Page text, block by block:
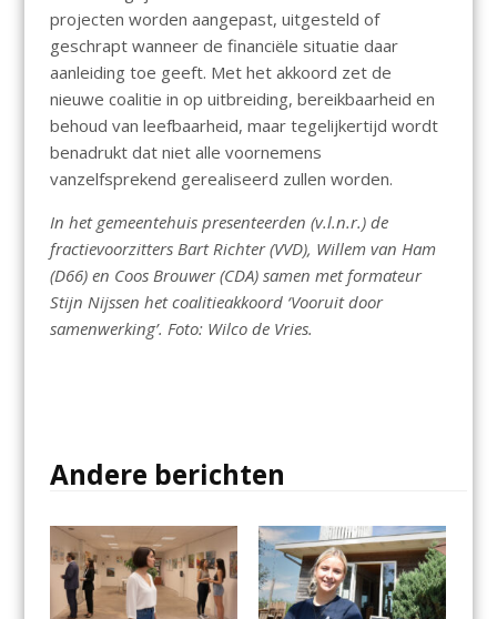
projecten worden aangepast, uitgesteld of
geschrapt wanneer de financiële situatie daar
aanleiding toe geeft. Met het akkoord zet de
nieuwe coalitie in op uitbreiding, bereikbaarheid en
behoud van leefbaarheid, maar tegelijkertijd wordt
benadrukt dat niet alle voornemens
vanzelfsprekend gerealiseerd zullen worden.
In het gemeentehuis presenteerden (v.l.n.r.) de
fractievoorzitters Bart Richter (VVD), Willem van Ham
(D66) en Coos Brouwer (CDA) samen met formateur
Stijn Nijssen het coalitieakkoord ‘Vooruit door
samenwerking’. Foto: Wilco de Vries.
Andere berichten